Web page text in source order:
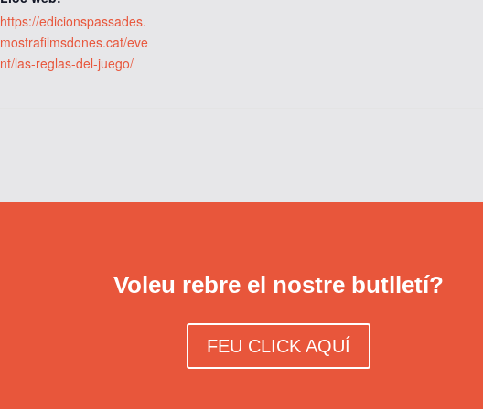
https://edicionspassades.
mostrafilmsdones.cat/eve
nt/las-reglas-del-juego/
Voleu rebre el nostre butlletí?
FEU CLICK AQUÍ